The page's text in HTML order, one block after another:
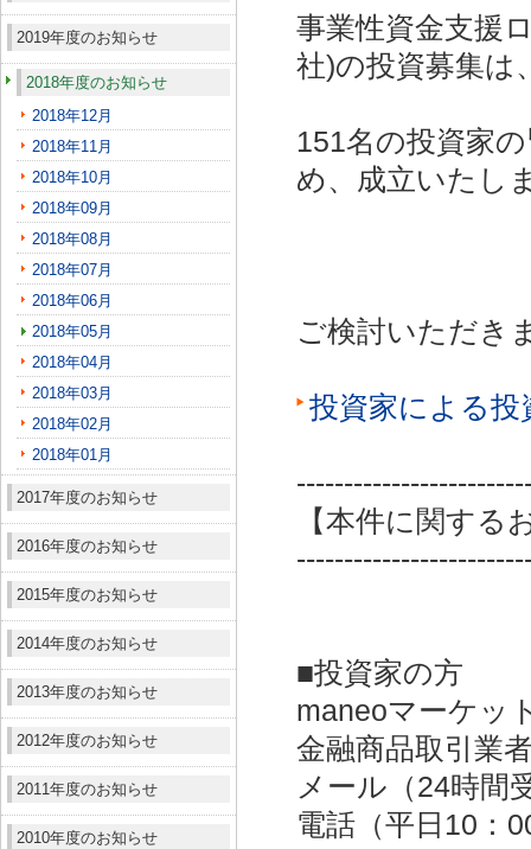
2019年度のお知らせ
2018年度のお知らせ
2018年12月
2018年11月
2018年10月
2018年09月
2018年08月
2018年07月
2018年06月
2018年05月
2018年04月
2018年03月
2018年02月
2018年01月
2017年度のお知らせ
2016年度のお知らせ
2015年度のお知らせ
2014年度のお知らせ
2013年度のお知らせ
2012年度のお知らせ
2011年度のお知らせ
2010年度のお知らせ
事業性資金支援
社)の投資募集は
151名の投資家
め、成立いたし
ご検討いただき
投資家による
【本件に関する
■投資家の方
maneoマーケッ
金融商品取引業
メール（24時間
電話（平日10：